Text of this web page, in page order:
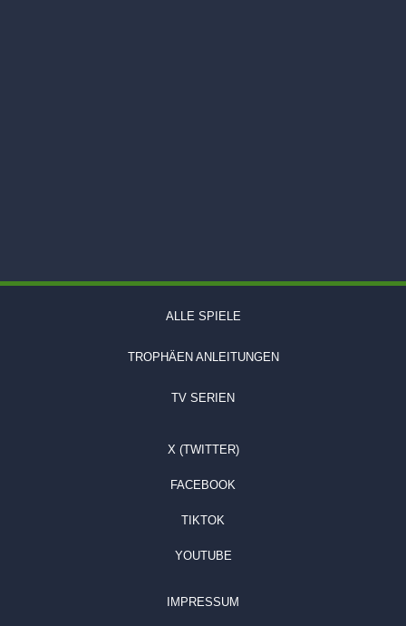
ALLE SPIELE
TROPHÄEN ANLEITUNGEN
TV SERIEN
X (TWITTER)
FACEBOOK
TIKTOK
YOUTUBE
IMPRESSUM